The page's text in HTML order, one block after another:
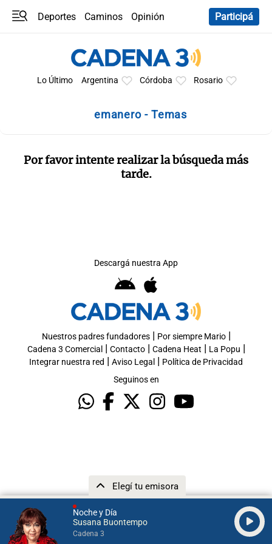
Noche y Día
Susana Buontempo
Cadena 3
Elegí tu emisora
Deportes Caminos
Opinión
Participá
Lo Último Argentina Córdoba Rosario
emanero - Temas
Por favor intente realizar la búsqueda más
tarde.
Descargá nuestra App
Nuestros padres fundadores| Por siempre Mario|
Cadena 3 Comercial | Contacto| Cadena Heat | La Popu |
Integrar nuestra red | Aviso Legal | Política de Privacidad
Seguinos en